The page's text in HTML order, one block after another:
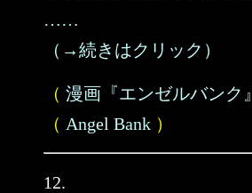
……
（→続きはクリック）
（ 漫画『エンゼルバンク』
（ Angel Bank ）
12.